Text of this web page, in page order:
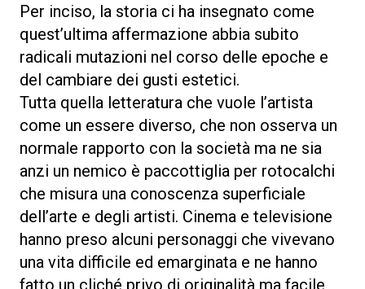
Per inciso, la storia ci ha insegnato come
quest’ultima affermazione abbia subito
radicali mutazioni nel corso delle epoche e
del cambiare dei gusti estetici.
Tutta quella letteratura che vuole l’artista
come un essere diverso, che non osserva un
normale rapporto con la società ma ne sia
anzi un nemico è paccottiglia per rotocalchi
che misura una conoscenza superficiale
dell’arte e degli artisti. Cinema e televisione
hanno preso alcuni personaggi che vivevano
una vita difficile ed emarginata e ne hanno
fatto un cliché privo di originalità ma facile